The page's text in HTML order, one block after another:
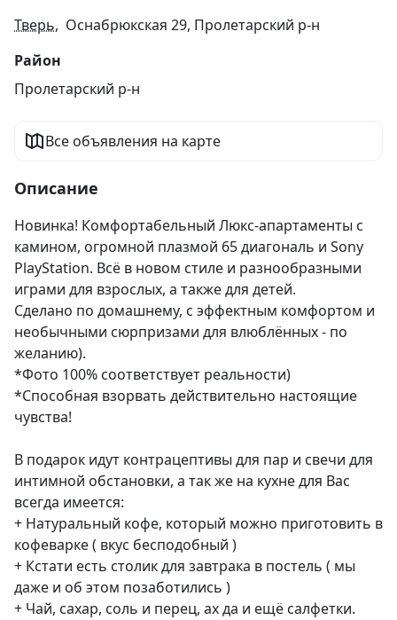
Тверь, Оснабрюкская 29, Пролетарский р-н
Район
Пролетарский р-н
Все объявления на карте
Описание
Новинка! Комфортабельный Люкс-апартаменты с
камином, огромной плазмой 65 диагональ и Sony
PlayStation. Всё в новом стиле и разнообразными
играми для взрослых, а также для детей.
Сделано по домашнему, с эффектным комфортом и
необычными сюрпризами для влюблённых - по
желанию).
*Фото 100% соответствует реальности)
*Способная взорвать действительно настоящие
чувства!
В подарок идут контрацептивы для пар и свечи для
интимной обстановки, а так же на кухне для Вас
всегда имеется:
+ Натуральный кофе, который можно приготовить в
кофеварке ( вкус бесподобный )
+ Кстати есть столик для завтрака в постель ( мы
даже и об этом позаботились )
+ Чай, сахар, соль и перец, ах да и ещё салфетки.